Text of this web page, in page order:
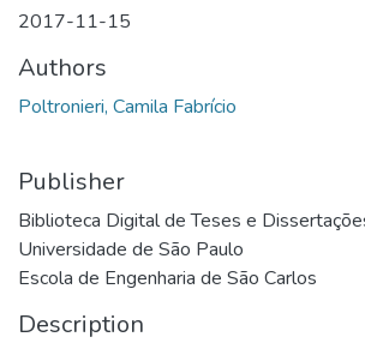
2017-11-15
Authors
Poltronieri, Camila Fabrício
Publisher
Biblioteca Digital de Teses e
Universidade de São Paulo
Escola de Engenharia de São Carlos
Description